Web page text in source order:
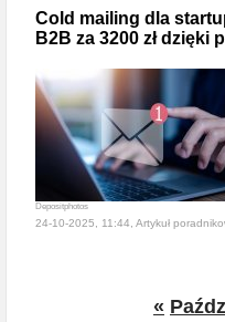
Cold mailing dla
B2B za 3200 zł
Depositphotos
24-10-2025, 11:44, Artykuł
«